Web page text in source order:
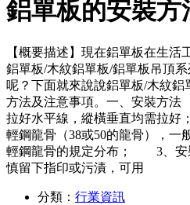
鋁單板的安裝方
【概要描述】 現在鋁單板在生活
鋁單板/木紋鋁單板/鋁單板吊頂
呢？下面就來說說鋁單板/木紋
方法及注意事項。一、安裝方
拉好水平線，縱橫垂直均需拉
輕鋼龍骨（38或50的龍骨），一
輕鋼龍骨的規定分布； 3、安
慎留下指印或污漬，可用
分類： 行業資訊